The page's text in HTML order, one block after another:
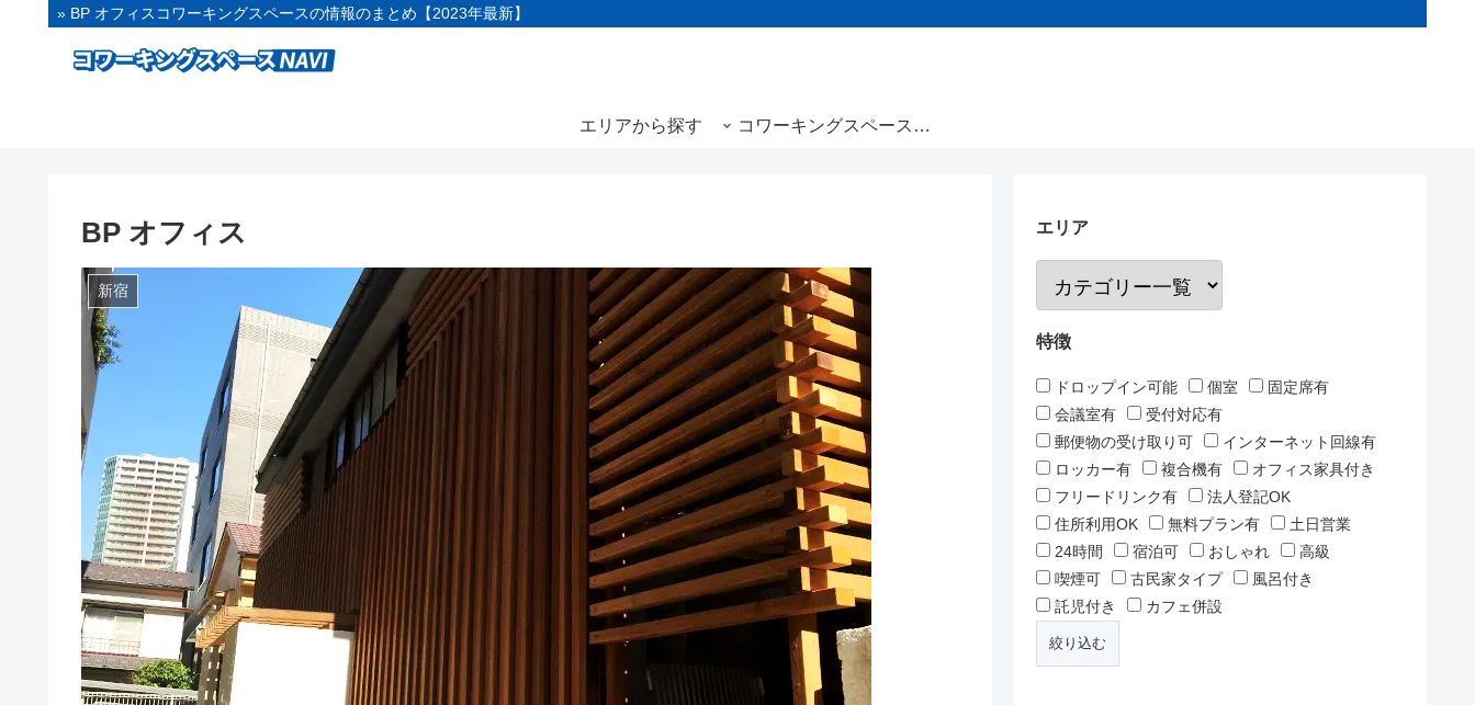
» BP オフィスコワーキングスペースの情報のまとめ【2023年最新】
エリアから探す コワーキングスペースと
BP オフィス
新宿
エリア
特徴
ドロップイン可能 個室
固定席有
会議室有
受付対応有
郵便物の受け取り可
インターネット回線有
ロッカー有
複合機有
オフィス家具付き
フリードリンク有
法人登記OK
住所利用OK
無料プラン有
土日営業
24時間
宿泊可 おしゃれ
高級
喫煙可
古民家タイプ
風呂付き
託児付き
カフェ併設